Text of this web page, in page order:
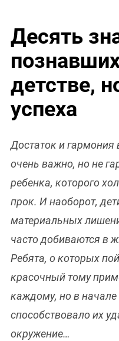
Десять
детстве,
успеха
Достаток и гармония
очень важно, но не
ребенка, которого
прок. И наоборот,
материальных
часто добиваются в
Ребята, о которых
красочный тому
каждому, но в начале
способствовало их
окружение…